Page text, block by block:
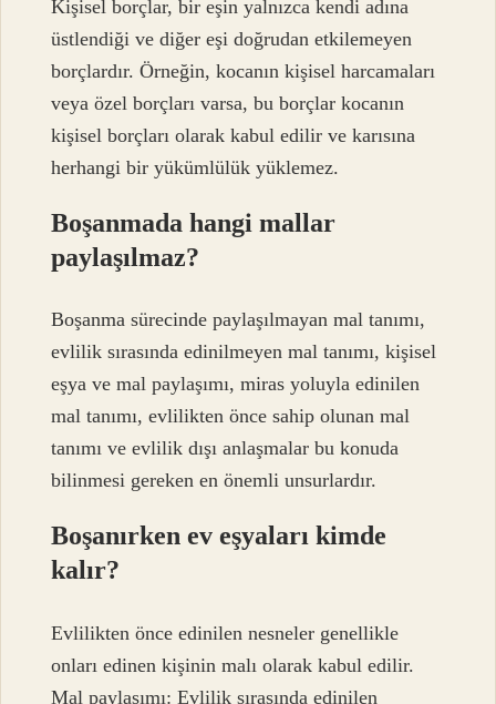
Kişisel borçlar, bir eşin yalnızca kendi adına
üstlendiği ve diğer eşi doğrudan etkilemeyen
borçlardır. Örneğin, kocanın kişisel harcamaları
veya özel borçları varsa, bu borçlar kocanın
kişisel borçları olarak kabul edilir ve karısına
herhangi bir yükümlülük yüklemez.
Boşanmada hangi mallar
paylaşılmaz?
Boşanma sürecinde paylaşılmayan mal tanımı,
evlilik sırasında edinilmeyen mal tanımı, kişisel
eşya ve mal paylaşımı, miras yoluyla edinilen
mal tanımı, evlilikten önce sahip olunan mal
tanımı ve evlilik dışı anlaşmalar bu konuda
bilinmesi gereken en önemli unsurlardır.
Boşanırken ev eşyaları kimde
kalır?
Evlilikten önce edinilen nesneler genellikle
onları edinen kişinin malı olarak kabul edilir.
Mal paylaşımı: Evlilik sırasında edinilen